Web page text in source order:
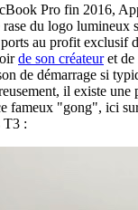
Pro fin 2016,
du logo lumineux
au profit exclusif
de son créateuret de
de démarrage si
il existe une
fameux "gong", ici
T3 :